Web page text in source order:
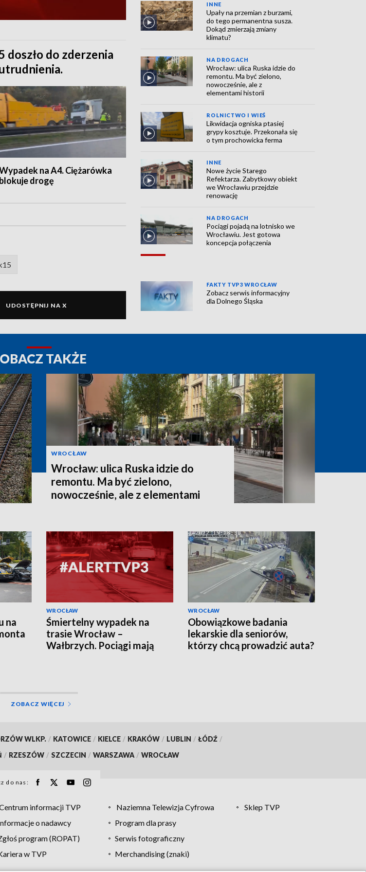
do zderzenia
na A4. Ciężarówka
blokuje drogę
UDOSTĘPNIJ NA X
INNE
Upały na przemian z burzami,
do tego permanentna susza.
Dokąd zmierzają zmiany
klimatu?
NA DROGACH
Wrocław: ulica Ruska idzie do
remontu. Ma być zielono,
nowocześnie, ale z
elementami historii
ROLNICTWO I WIEŚ
Likwidacja ogniska ptasiej
grypy kosztuje. Przekonała się
o tym prochowicka ferma
INNE
Nowe życie Starego
Refektarza. Zabytkowy obiekt
we Wrocławiu przejdzie
renowację
NA DROGACH
Pociągi pojadą na lotnisko we
Wrocławiu. Jest gotowa
koncepcja połączenia
FAKTY TVP3 WROCŁAW
Zobacz serwis informacyjny
dla Dolnego Śląska
TAKŻE
WROCŁAW
Wrocław: ulica Ruska idzie do
remontu. Ma być zielono,
nowocześnie, ale z elementami
na
WROCŁAW
Śmiertelny wypadek na
trasie Wrocław –
Wałbrzych. Pociągi mają
WROCŁAW
Obowiązkowe badania
lekarskie dla seniorów,
którzy chcą prowadzić auta?
ZOBACZ WIĘCEJ
WLKP. / KATOWICE / KIELCE / KRAKÓW / LUBLIN / ŁÓDŹ /
/ RZESZÓW / SZCZECIN / WARSZAWA / WROCŁAW
do nas:
informacji TVP Naziemna Telewizja Cyfrowa
Sklep TVP
o nadawcy
Program dla prasy
program (ROPAT)
Serwis fotograficzny
w TVP
Merchandising (znaki)